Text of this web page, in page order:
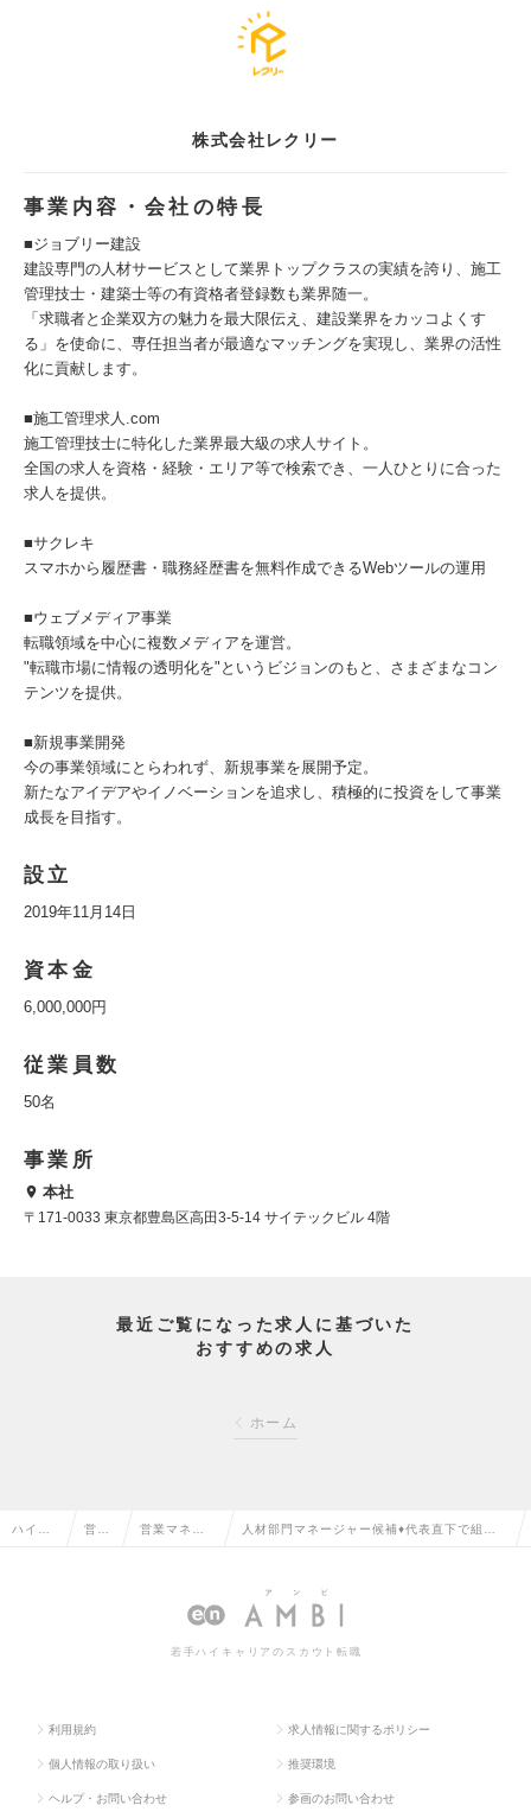
株式会社レクリー
事業内容・会社の特長
■ジョブリー建設
建設専門の人材サービスとして業界トップクラスの実績を誇り、施工
管理技士・建築士等の有資格者登録数も業界随一。
「求職者と企業双方の魅力を最大限伝え、建設業界をカッコよくす
る」を使命に、専任担当者が最適なマッチングを実現し、業界の活性
化に貢献します。
■施工管理求人.com
施工管理技士に特化した業界最大級の求人サイト。
全国の求人を資格・経験・エリア等で検索でき、一人ひとりに合った
求人を提供。
■サクレキ
スマホから履歴書・職務経歴書を無料作成できるWebツールの運用
■ウェブメディア事業
転職領域を中心に複数メディアを運営。
"転職市場に情報の透明化を"というビジョンのもと、さまざまなコン
テンツを提供。
■新規事業開発
今の事業領域にとらわれず、新規事業を展開予定。
新たなアイデアやイノベーションを追求し、積極的に投資をして事業
成長を目指す。
設立
2019年11月14日
資本金
6,000,000円
従業員数
50名
事業所
本社
〒171-0033 東京都豊島区高田3-5-14 サイテックビル 4階
最近ご覧になった求人に基づいた
おすすめの求人
ホーム
ハイク 営業 営業マネー
理職の転職
人材部門マネージャー候補♦代表直下で組織
立ち上げに没頭の求人情報
若手ハイキャリアのスカウト転職
利用規約 求人情報に関するポリシー
個人情報の取り扱い 推奨環境
ヘルプ・お問い合わせ 参画のお問い合わせ